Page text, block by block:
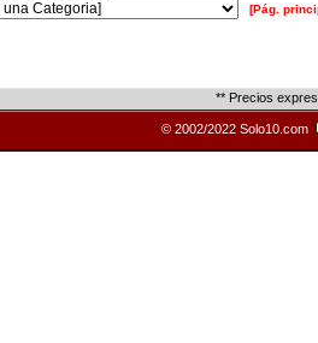
[Pág.
** Precios
© 2002/2022 Solo10.com